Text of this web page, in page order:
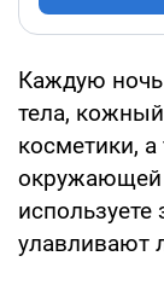
Каждую
тела,
косметики,
улавливают